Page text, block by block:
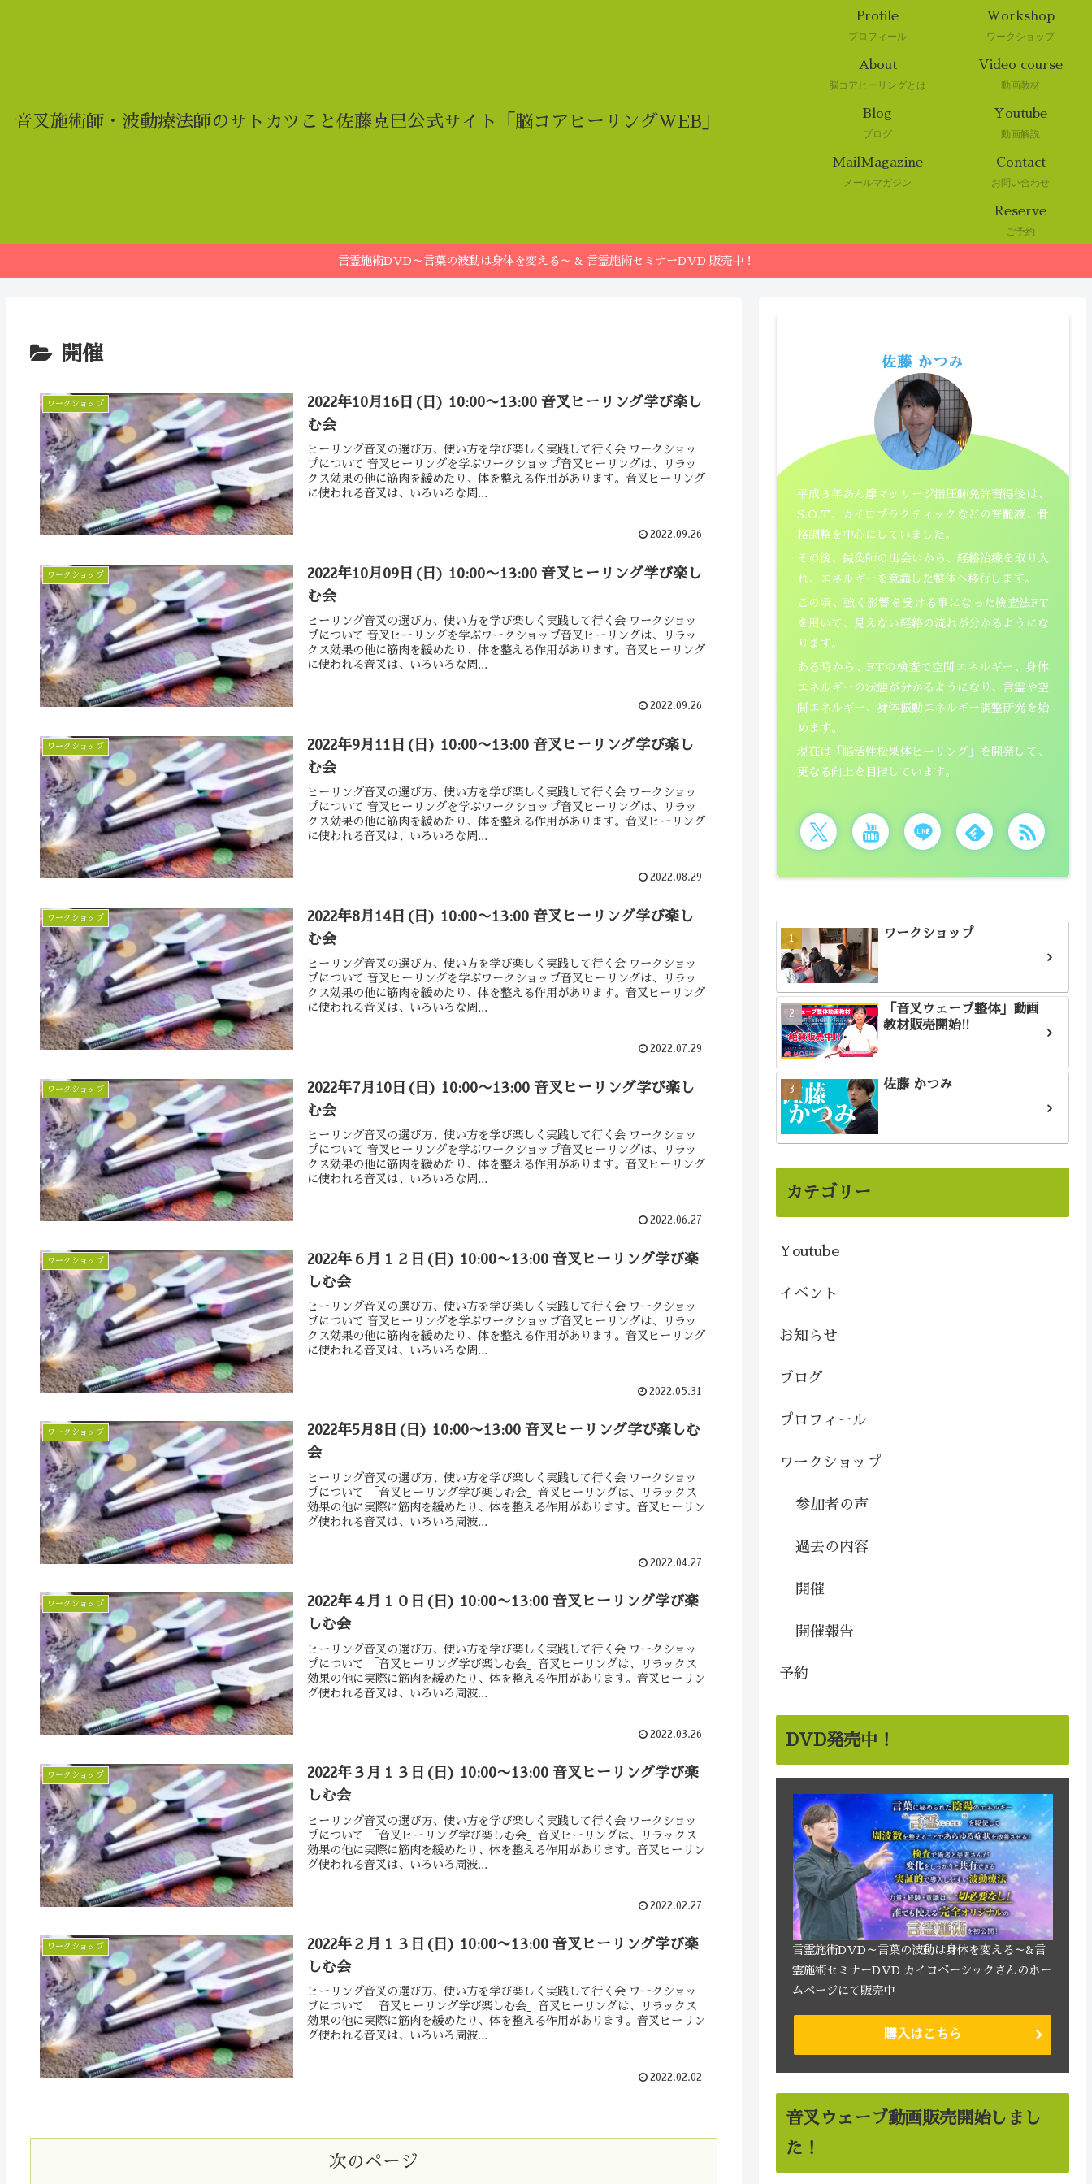
音叉施術師・波動療法師のサトカツこと佐藤克巳公式サイト「脳コアヒーリングWEB」
Profile
プロフィール
Workshop
ワークショップ
About
脳コアヒーリングとは
Video course
動画教材
Blog
ブログ
Youtube
動画解説
MailMagazine
メールマガジン
Contact
お問い合わせ
Reserve
ご予約
言霊施術DVD～言葉の波動は身体を変える～ & 言霊施術セミナーDVD 販売中！
開催
ワークショップ
2022年10月16日(日) 10:00〜13:00 音叉ヒーリング学び楽し
む会
ヒーリング音叉の選び方、使い方を学び楽しく実践して行く会 ワークショッ
プについて 音叉ヒーリングを学ぶワークショップ音叉ヒーリングは、リラッ
クス効果の他に筋肉を緩めたり、体を整える作用があります。音叉ヒーリング
に使われる音叉は、いろいろな周...
2022.09.26
ワークショップ
2022年10月09日(日) 10:00〜13:00 音叉ヒーリング学び楽し
む会
ヒーリング音叉の選び方、使い方を学び楽しく実践して行く会 ワークショッ
プについて 音叉ヒーリングを学ぶワークショップ音叉ヒーリングは、リラッ
クス効果の他に筋肉を緩めたり、体を整える作用があります。音叉ヒーリング
に使われる音叉は、いろいろな周...
2022.09.26
ワークショップ
2022年9月11日(日) 10:00〜13:00 音叉ヒーリング学び楽し
む会
ヒーリング音叉の選び方、使い方を学び楽しく実践して行く会 ワークショッ
プについて 音叉ヒーリングを学ぶワークショップ音叉ヒーリングは、リラッ
クス効果の他に筋肉を緩めたり、体を整える作用があります。音叉ヒーリング
に使われる音叉は、いろいろな周...
2022.08.29
ワークショップ
2022年8月14日(日) 10:00〜13:00 音叉ヒーリング学び楽し
む会
ヒーリング音叉の選び方、使い方を学び楽しく実践して行く会 ワークショッ
プについて 音叉ヒーリングを学ぶワークショップ音叉ヒーリングは、リラッ
クス効果の他に筋肉を緩めたり、体を整える作用があります。音叉ヒーリング
に使われる音叉は、いろいろな周...
2022.07.29
ワークショップ
2022年7月10日(日) 10:00〜13:00 音叉ヒーリング学び楽し
む会
ヒーリング音叉の選び方、使い方を学び楽しく実践して行く会 ワークショッ
プについて 音叉ヒーリングを学ぶワークショップ音叉ヒーリングは、リラッ
クス効果の他に筋肉を緩めたり、体を整える作用があります。音叉ヒーリング
に使われる音叉は、いろいろな周...
2022.06.27
ワークショップ
2022年６月１２日(日) 10:00〜13:00 音叉ヒーリング学び楽
しむ会
ヒーリング音叉の選び方、使い方を学び楽しく実践して行く会 ワークショッ
プについて 音叉ヒーリングを学ぶワークショップ音叉ヒーリングは、リラッ
クス効果の他に筋肉を緩めたり、体を整える作用があります。音叉ヒーリング
に使われる音叉は、いろいろな周...
2022.05.31
ワークショップ
2022年5月8日(日) 10:00〜13:00 音叉ヒーリング学び楽しむ
会
ヒーリング音叉の選び方、使い方を学び楽しく実践して行く会 ワークショッ
プについて 「音叉ヒーリング学び楽しむ会」音叉ヒーリングは、リラックス
効果の他に実際に筋肉を緩めたり、体を整える作用があります。音叉ヒーリン
グ使われる音叉は、いろいろ周波...
2022.04.27
ワークショップ
2022年４月１０日(日) 10:00〜13:00 音叉ヒーリング学び楽
しむ会
ヒーリング音叉の選び方、使い方を学び楽しく実践して行く会 ワークショッ
プについて 「音叉ヒーリング学び楽しむ会」音叉ヒーリングは、リラックス
効果の他に実際に筋肉を緩めたり、体を整える作用があります。音叉ヒーリン
グ使われる音叉は、いろいろ周波...
2022.03.26
ワークショップ
2022年３月１３日(日) 10:00〜13:00 音叉ヒーリング学び楽
しむ会
ヒーリング音叉の選び方、使い方を学び楽しく実践して行く会 ワークショッ
プについて 「音叉ヒーリング学び楽しむ会」音叉ヒーリングは、リラックス
効果の他に実際に筋肉を緩めたり、体を整える作用があります。音叉ヒーリン
グ使われる音叉は、いろいろ周波...
2022.02.27
ワークショップ
2022年２月１３日(日) 10:00〜13:00 音叉ヒーリング学び楽
しむ会
ヒーリング音叉の選び方、使い方を学び楽しく実践して行く会 ワークショッ
プについて 「音叉ヒーリング学び楽しむ会」音叉ヒーリングは、リラックス
効果の他に実際に筋肉を緩めたり、体を整える作用があります。音叉ヒーリン
グ使われる音叉は、いろいろ周波...
2022.02.02
次のページ
佐藤 かつみ
平成３年あん摩マッサージ指圧師免許習得後は、
S.O.T、カイロプラクティックなどの脊髄液、骨
格調整を中心にしていました。
その後、鍼灸師の出会いから、経絡治療を取り入
れ、エネルギーを意識した整体へ移行します。
この頃、強く影響を受ける事になった検査法FT
を用いて、見えない経絡の流れが分かるようにな
ります。
ある時から、FTの検査で空間エネルギー、身体
エネルギーの状態が分かるようになり、言霊や空
間エネルギー、身体振動エネルギー調整研究を始
めます。
現在は「脳活性松果体ヒーリング」を開発して、
更なる向上を目指しています。
ワークショップ
「音叉ウェーブ整体」動画
教材販売開始!!
佐藤 かつみ
カテゴリー
Youtube
イベント
お知らせ
ブログ
プロフィール
ワークショップ
参加者の声
過去の内容
開催
開催報告
予約
DVD発売中！
言霊施術DVD～言葉の波動は身体を変える～&言
霊施術セミナーDVD カイロベーシックさんのホー
ムページにて販売中
購入はこちら
音叉ウェーブ動画販売開始しまし
た！